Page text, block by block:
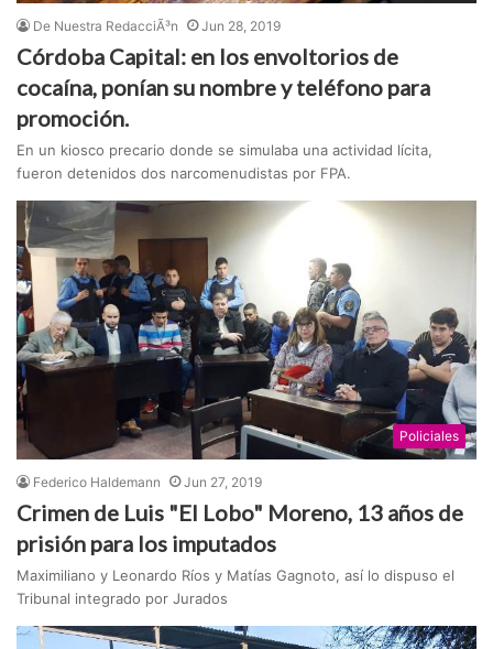
De Nuestra RedacciÃ³n Jun 28, 2019
Córdoba Capital: en los envoltorios de
cocaína, ponían su nombre y teléfono para
promoción.
En un kiosco precario donde se simulaba una actividad lícita,
fueron detenidos dos narcomenudistas por FPA.
Policiales
Federico Haldemann Jun 27, 2019
Crimen de Luis "El Lobo" Moreno, 13 años de
prisión para los imputados
Maximiliano y Leonardo Ríos y Matías Gagnoto, así lo dispuso el
Tribunal integrado por Jurados